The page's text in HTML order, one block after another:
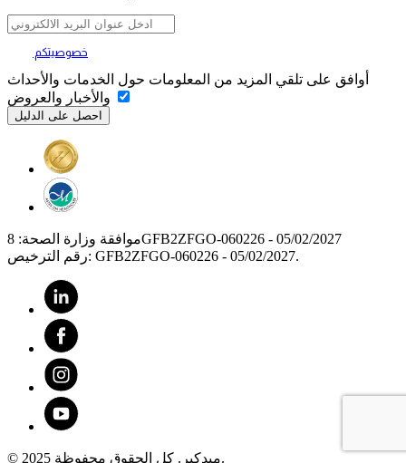
خصوصيتكم
أوافق على تلقي المزيد من المعلومات حول الخدمات والأحداث
موافقة وزارة الصحة: 8GFB2ZFGO-060226 - 05/02/2027
رقم الترخيص: GFB2ZFGO-060226 - 05/02/2027.
© 2025 ميدكير. كل الحقوق محفوظة.